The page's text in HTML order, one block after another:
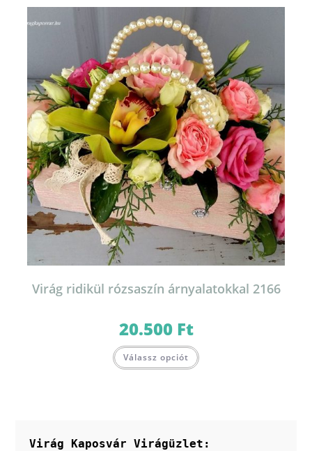
Virág ridikül rózsaszín árnyalatokkal 2166
20.500 Ft
Válassz opciót
Virág Kaposvár Virágüzlet: